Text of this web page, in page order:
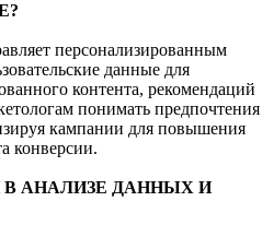
персонализированным
данные для
контента, рекомендаций
понимать предпочтения
кампании для повышения
конверсии.
АНАЛИЗЕ ДАННЫХ И